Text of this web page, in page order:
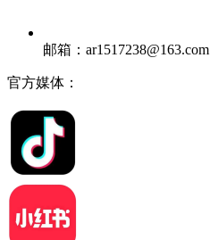
邮箱：ar1517238@163.com
官方媒体：